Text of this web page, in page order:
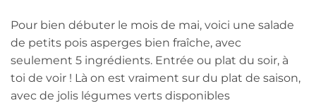
Pour bien débuter le mois de mai, voici une salade
de petits pois asperges bien fraîche, avec
seulement 5 ingrédients. Entrée ou plat du soir, à
toi de voir ! Là on est vraiment sur du plat de saison,
avec de jolis légumes verts disponibles